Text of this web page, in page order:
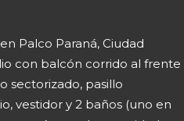
Palco Paraná, Ciudad
con balcón corrido al frente
sectorizado, pasillo
vestidor y 2 baños (uno en